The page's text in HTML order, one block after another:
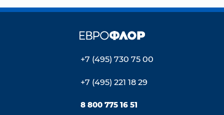
+7 (495) 730 75 00
+7 (495) 221 18 29
8 800 775 16 51